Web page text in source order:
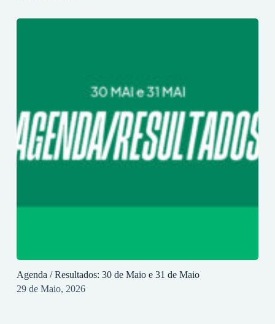
Agenda / Resultados: 30 de Maio e 31 de Maio
29 de Maio, 2026